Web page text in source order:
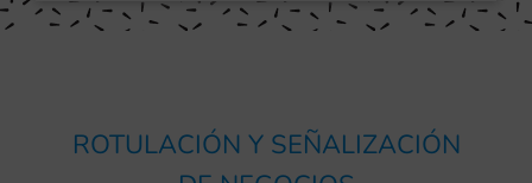
Contacto
ROTULACIÓN Y SEÑALIZACIÓN